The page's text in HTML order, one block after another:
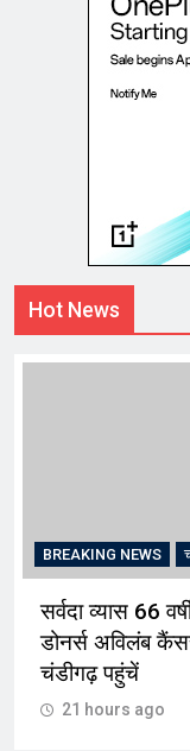
Hot News
BREAKING NEWS
सर्वदा व्यास 66
डोनर्स अविलंब
चंडीगढ़ पहुंचें
21 hours ago